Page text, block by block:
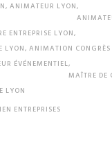
, ANIMATEUR LYON,
ENTREPRISE LYON,
LYON, ANIMATION CONGRÈS
ÉVÉNEMENTIEL,
MAÎTRE DE
LYON
ENTREPRISES